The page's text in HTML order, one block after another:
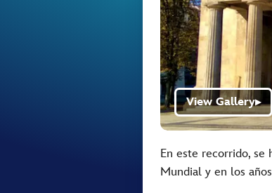
View Gallery▶
En este recorrido, se
Mundial y en los